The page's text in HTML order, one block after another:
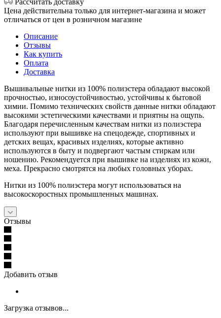
Цена действительна только для интернет-магазина и может
отличаться от цен в розничном магазине
Описание
Отзывы
Как купить
Оплата
Доставка
Вышивальные нитки из 100% полиэстера обладают высокой
прочностью, износоустойчивостью, устойчивы к бытовой
химии. Помимо технических свойств данные нитки обладают
высокими эстетическими качествами и приятны на ощупь.
Благодаря перечисленным качествам нитки из полиэстера
используют при вышивке на спецодежде, спортивных и
детских вещах, красивых изделиях, которые активно
используются в быту и подвергают частым стиркам или
ношению. Рекомендуется при вышивке на изделиях из кожи,
меха. Прекрасно смотрятся на любых головных уборах.
Нитки из 100% полиэстера могут использоваться на
высокоскоростных промышленных машинах.
Отзывы
Добавить отзыв
Загрузка отзывов...